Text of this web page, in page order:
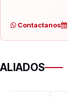
Contactanos
ALIADOS